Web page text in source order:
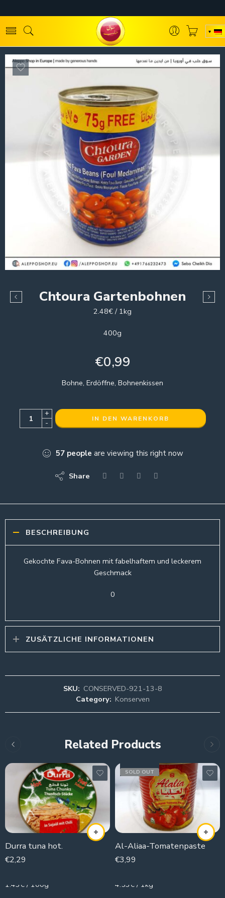
Chtoura Gartenbohnen
2.48€ / 1kg
400g
€0,99
Bohne, Erdöffne, Bohnenkissen
+
-
IN DEN WARENKORB
57 people are viewing this right now
Share
BESCHREIBUNG
Gekochte Fava-Bohnen mit fabelhaftem und leckerem
Geschmack
0
ZUSÄTZLICHE INFORMATIONEN
SKU: CONSERVED-921-13-8
Category: Konserven
Related Products
Durra tuna hot.
€2,29
1.43€ / 100g
SOLD OUT
Al-Aliaa-Tomatenpaste
€3,99
4.53€ / 1kg